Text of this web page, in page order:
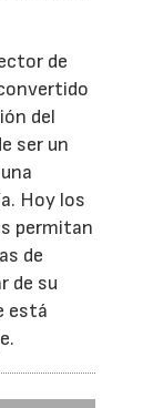
de
del
ser un
Hoy los
permitan
de
de su
está